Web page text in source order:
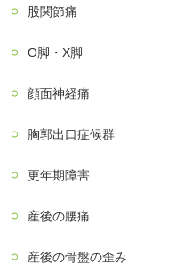
股関節痛
О脚・X脚
顔面神経痛
胸郭出口症候群
更年期障害
産後の腰痛
産後の骨盤の歪み